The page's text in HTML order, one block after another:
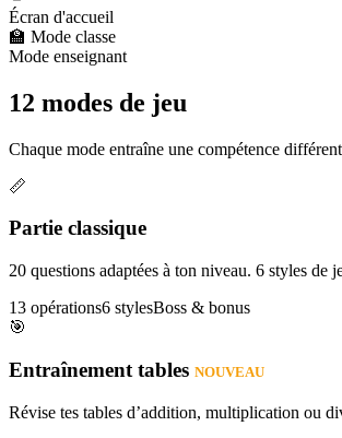
Écran d'accueil
🏫 Mode classe
Mode enseignant
12 modes de jeu
Chaque mode entraîne une compétence
📏
Partie classique
20 questions adaptées à ton niveau. 6 styles
13 opérations6 stylesBoss & bonus
🎯
Entraînement tables NOUVEAU
Révise tes tables d’addition, multiplication ou